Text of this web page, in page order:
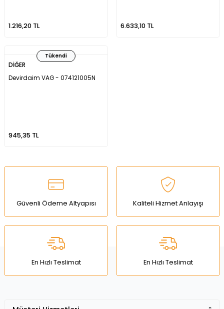
1.216,20 TL 6.633,10 TL
Tükendi
DİĞER
Devirdaim VAG - 074121005N
945,35 TL
Güvenli Ödeme Altyapısı Kaliteli Hizmet Anlayışı
En Hızlı Teslimat En Hızlı Teslimat